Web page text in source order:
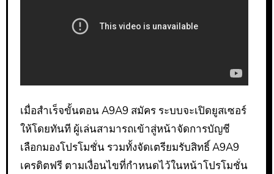
เมื่อสำเร็จขั้นตอน A9A9 สมัคร ระบบจะเปิดยูสเซอร์
ให้โดยทันที ผู้เล่นสามารถเข้าสู่หน้าจัดการบัญชี
เลือกมองโปรโมชั่น รวมทั้งจัดเตรียมรับสิทธิ์ A9A9
เครดิตฟรี ตามเงื่อนไขที่กำหนดไว้ในหน้าโปรโมชั่น